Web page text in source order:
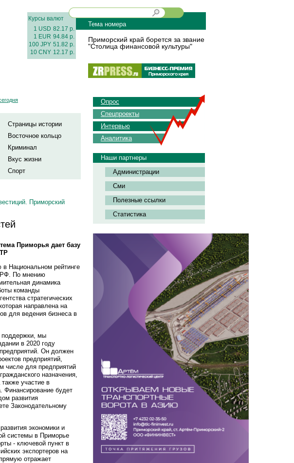
Курсы валют
1 USD 82.17 р.
1 EUR 94.84 р.
100 JPY 51.82 р.
10 CNY 12.17 р.
Тема номера
Приморский край борется за звание
"Столица финансовой культуры"
Страницы истории
Восточное кольцо
Криминал
Вкус жизни
Спорт
Приморский
Приморья дает базу
Национальном рейтинге
РФ. По мнению
динамика
команды
стратегических
направлена на
для ведения бизнеса в
поддержки, мы
в 2020 году
Он должен
предприятий,
числе для предприятий
назначения,
участие в
Финансирование будет
развития
Законодательному
экономики и
системы в Приморье
- ключевой пункт в
экспортеров на
отражает
Опрос
Спецпроекты
Интервью
Аналитика
Наши партнеры
Администрации
Сми
Полезные ссылки
Статистика